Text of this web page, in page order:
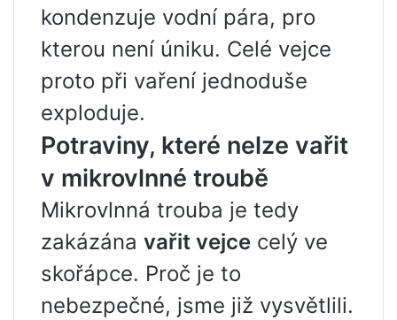
kondenzuje vodní pára, pro
kterou není úniku. Celé vejce
proto při vaření jednoduše
exploduje.
Potraviny, které nelze vařit
v mikrovlnné troubě
Mikrovlnná trouba je tedy
zakázána vařit vejce celý ve
skořápce. Proč je to
nebezpečné, jsme již vysvětlili.